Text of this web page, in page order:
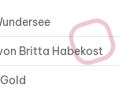
Britta Habekost